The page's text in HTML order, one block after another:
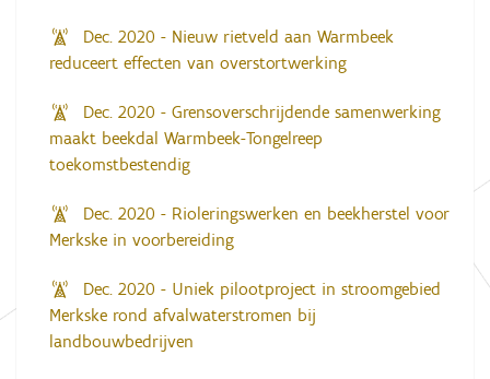
Dec. 2020 - Nieuw rietveld aan Warmbeek
reduceert effecten van overstortwerking
Dec. 2020 - Grensoverschrijdende samenwerking
maakt beekdal Warmbeek-Tongelreep
toekomstbestendig
Dec. 2020 - Rioleringswerken en beekherstel voor
Merkske in voorbereiding
Dec. 2020 - Uniek pilootproject in stroomgebied
Merkske rond afvalwaterstromen bij
landbouwbedrijven